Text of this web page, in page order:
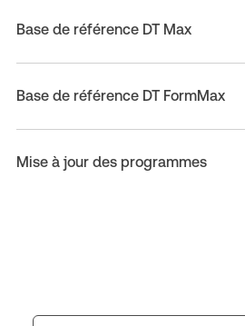
Base de référence DT Max
Base de référence DT FormMax
Mise à jour des programmes